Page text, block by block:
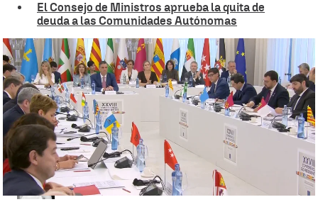
El Consejo de Ministros aprueba la quita de
deuda a las Comunidades Autónomas
AIReF tumba el relato del Gobierno y asegura que el ahorro por la
condonación de la deuda autonómica no genera margen de gasto |
Antena 3 Noticias
Celia de Santiago
Publicado:03 de septiembre de 2025, 21:40